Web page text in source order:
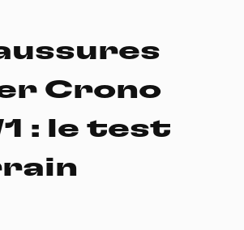
Crono
: le test